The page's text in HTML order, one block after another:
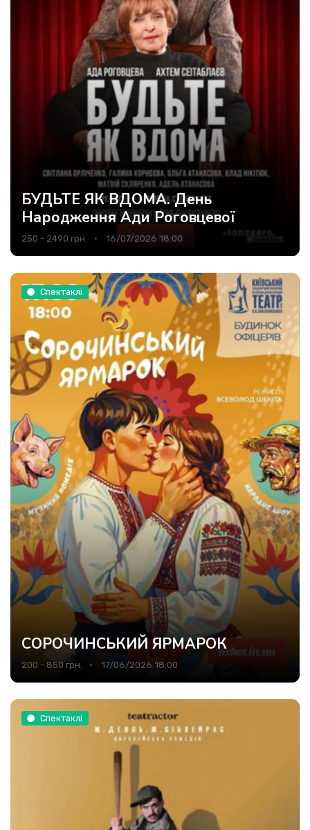
БУДЬТЕ ЯК ВДОМА. День
Народження Ади Роговцевої
250 - 2490 грн. 16/07/2026 18:00
Спектаклі
СОРОЧИНСЬКИЙ ЯРМАРОК
200 - 850 грн. 17/06/2026 18:00
Спектаклі